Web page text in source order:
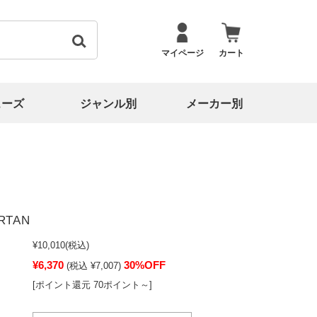
マイページ カート
ズ ジャンル別 メーカー別
¥10,010(税込)
¥6,370 (税込 ¥7,007) 30%OFF
[ポイント還元 70ポイント～]